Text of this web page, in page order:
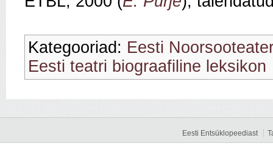
Kategooriad: Eesti
Eesti teatri biograafiline leksikon
Eesti Entsüklopeediast